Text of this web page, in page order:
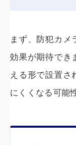
まず、防犯カメ
効果が期待でき
える形で設置さ
にくくなる可能